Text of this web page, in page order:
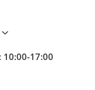
10:00-17:00